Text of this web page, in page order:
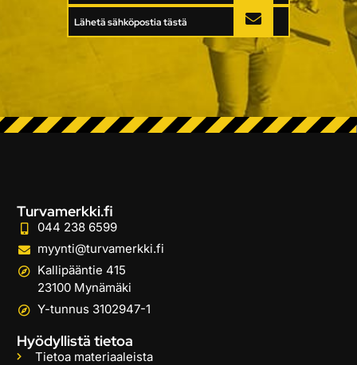
Lähetä sähköpostia tästä
Turvamerkki.fi
044 238 6599
myynti@turvamerkki.fi
Kallipääntie 415
23100 Mynämäki
Y-tunnus 3102947-1
Hyödyllistä tietoa
Tietoa materiaaleista